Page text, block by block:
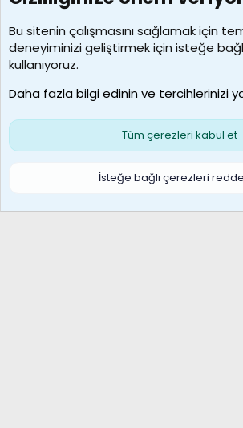
Kullanıcılar
MosesBrownHayranı
Son üye
Çerezler
S
Bu sitenin çalışmasını sağlamak için
deneyiminizi geliştirmek için isteğe
kullanıyoruz.
Daha fazla bilgi edinin ve tercihlerinizi
Tüm çerezleri kabul et
İsteğe bağlı çerezleri